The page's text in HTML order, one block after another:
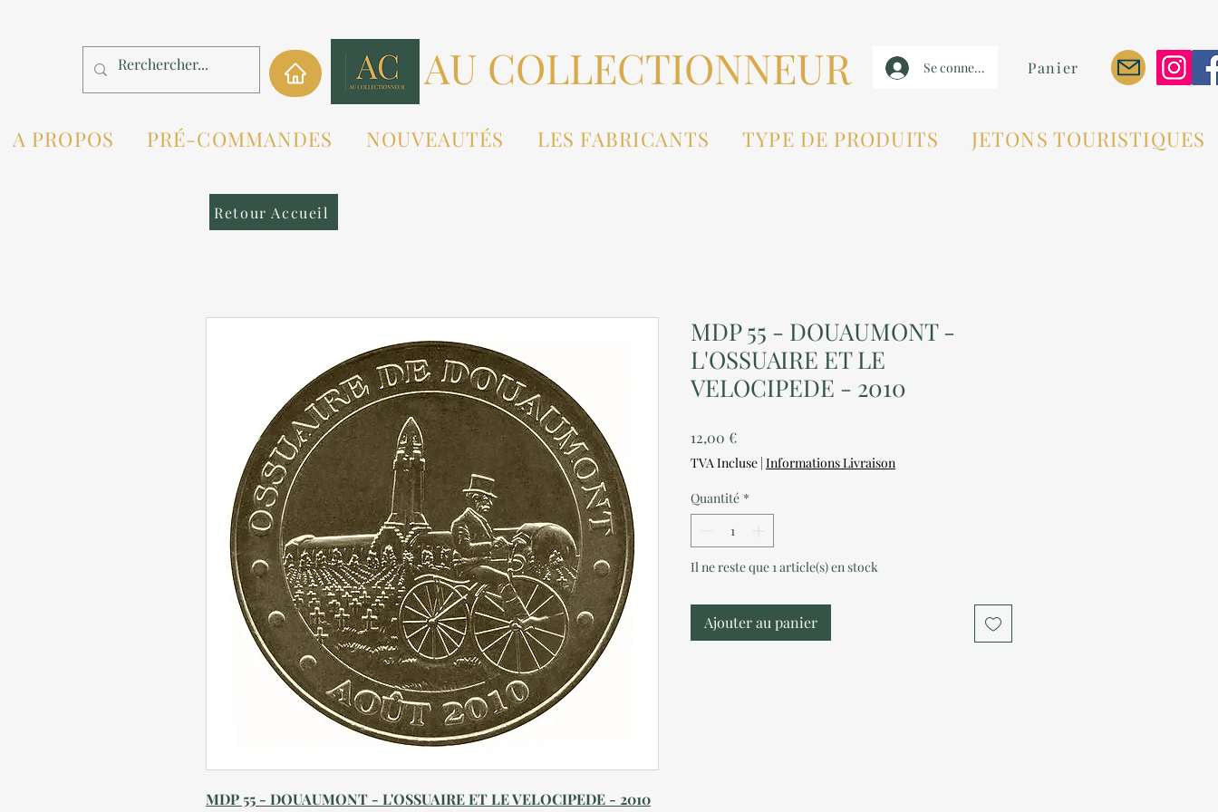
AU COLLECTIONNEUR Se connecter Panier
A PROPOS PRÉ-COMMANDES NOUVEAUTÉS LES FABRICANTS TYPE DE PRODUITS JETONS TOURISTIQUES
MDP 55 - DOUAUMONT - L'OSSUAIRE ET LE VELOCIPEDE - 2010
MDP 55 - DOUAUMONT -
L'OSSUAIRE ET LE
VELOCIPEDE - 2010
12,00 €Prix
TVA Incluse | Informations Livraison
Quantité *
Il ne reste que 1 article(s) en stock
Ajouter au panier
Retour Accueil